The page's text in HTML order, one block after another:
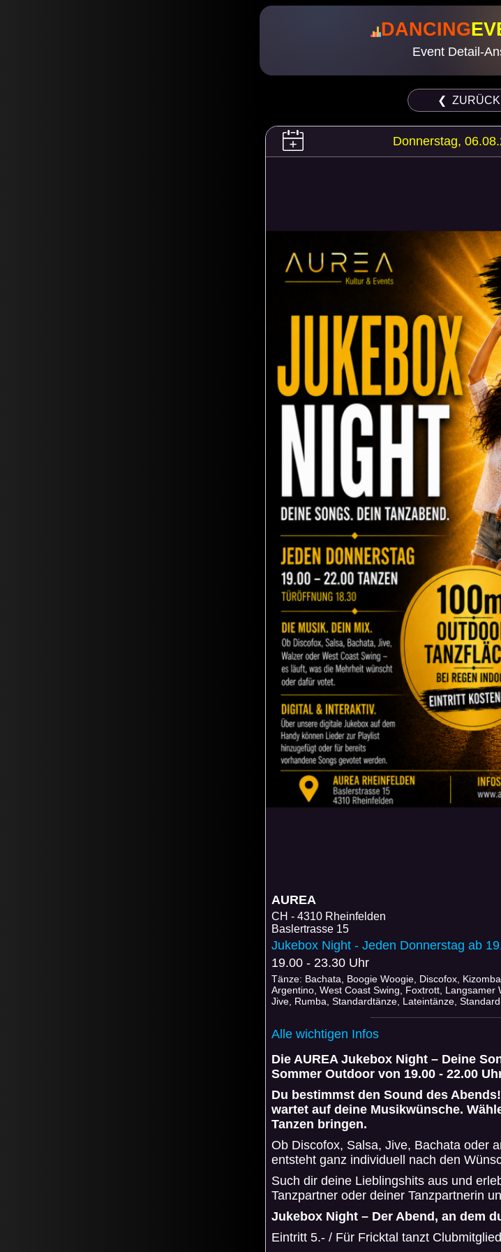
DANCING
Event Detail-
❮ ZURÜCK
Donnerstag,
AUREA
CH
4310 Rheinfelden
Baslertrasse 15
Jukebox Night - Jeden Donnerstag ab
19.00 - 23.30 Uhr
Tänze: Bachata, Boogie Woogie, Discofox,
Argentino, West Coast Swing, Foxtrott, Langsamer
Jive, Rumba, Standardtänze, Lateintänze,
Alle wichtigen Infos
Die AUREA Jukebox Night – Deine
Sommer Outdoor von 19.00 - 22.00
Du bestimmst den Sound des
wartet auf deine Musikwünsche.
Tanzen bringen.
Ob Discofox, Salsa, Jive, Bachata oder
entsteht ganz individuell nach den
Such dir deine Lieblingshits aus und
Tanzpartner oder deiner Tanzpartnerin
Jukebox Night – Der Abend, an dem
Eintritt 5.- / Für Fricktal tanzt